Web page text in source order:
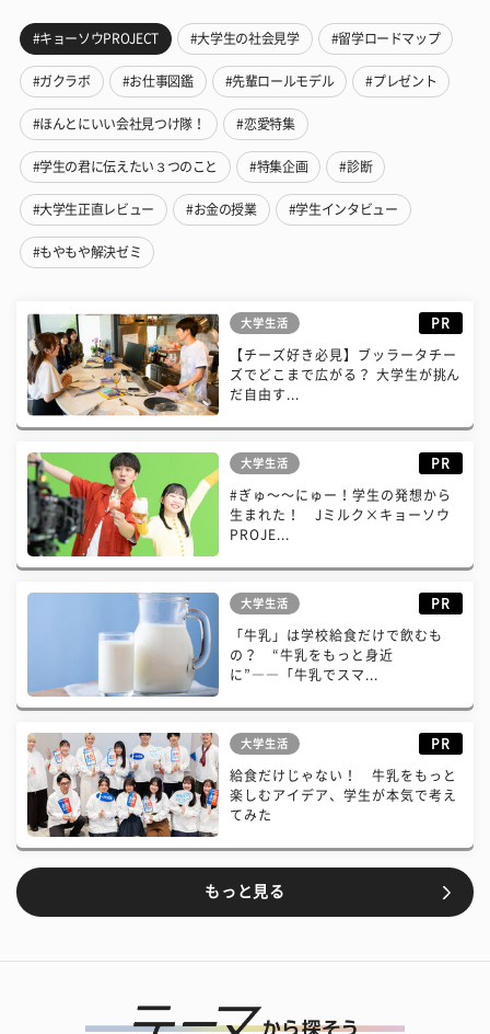
#キョーソウPROJECT #大学生の社会見学 #留学ロードマップ
#ガクラボ #お仕事図鑑 #先輩ロールモデル #プレゼント
#ほんとにいい会社見つけ隊！ #恋愛特集
#学生の君に伝えたい３つのこと #特集企画 #診断
#大学生正直レビュー #お金の授業 #学生インタビュー
#もやもや解決ゼミ
大学生活 PR
【チーズ好き必見】ブッラータチー
ズでどこまで広がる？ 大学生が挑ん
だ自由す...
大学生活 PR
#ぎゅ〜〜にゅー！学生の発想から
生まれた！ Jミルク×キョーソウ
PROJE...
大学生活 PR
「牛乳」は学校給食だけで飲むも
の？ “牛乳をもっと身近
に”――「牛乳でスマ...
大学生活 PR
給食だけじゃない！ 牛乳をもっと
楽しむアイデア、学生が本気で考え
てみた
もっと見る